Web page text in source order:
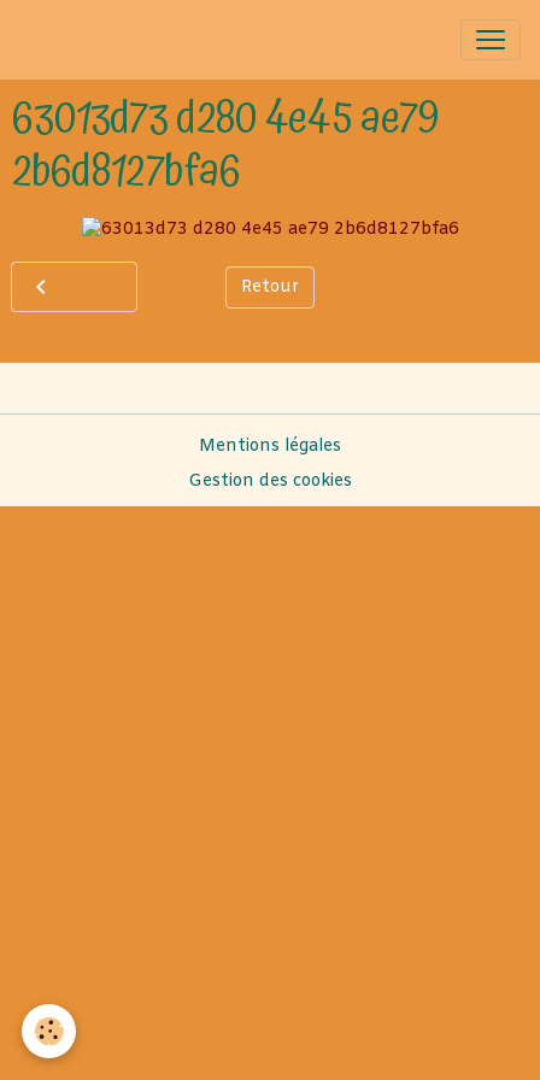
63013d73 d280 4e45 ae79
2b6d8127bfa6
Retour
Mentions légales
Gestion des cookies